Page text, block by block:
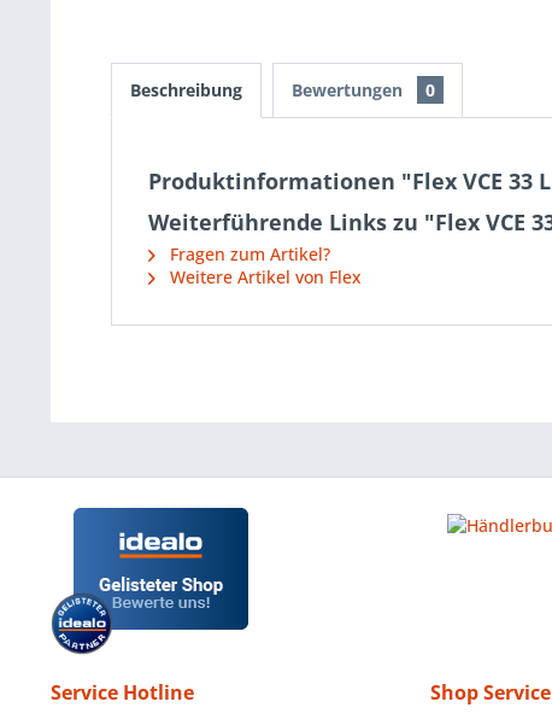
Beschreibung Bewertungen 0
Produktinformationen "Flex VCE 33 L
Weiterführende Links zu "Flex VCE 33
Fragen zum Artikel?
Weitere Artikel von Flex
Service Hotline Shop Service